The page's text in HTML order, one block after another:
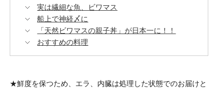
実は繊細な魚、ビワマス
船上で神経〆に
「天然ビワマスの親子丼」が日本一に！！
おすすめの料理
★鮮度を保つため、エラ、内臓は処理した状態でのお届けと